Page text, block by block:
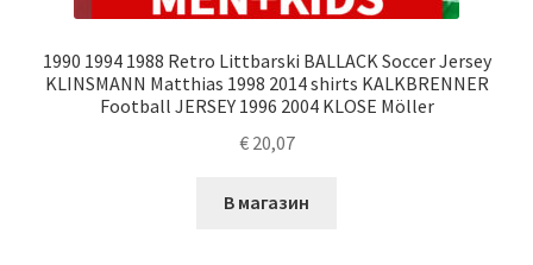
1990 1994 1988 Retro Littbarski BALLACK Soccer Jersey
KLINSMANN Matthias 1998 2014 shirts KALKBRENNER
Football JERSEY 1996 2004 KLOSE Möller
€20,07
В магазин